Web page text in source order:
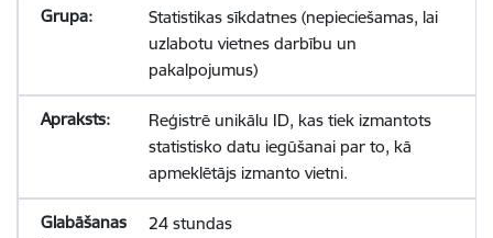
Statistikas sīkdatnes (nepieciešamas, lai
uzlabotu vietnes darbību un
pakalpojumus)
Reģistrē unikālu ID, kas tiek izmantots
statistisko datu iegūšanai par to, kā
apmeklētājs izmanto vietni.
24 stundas